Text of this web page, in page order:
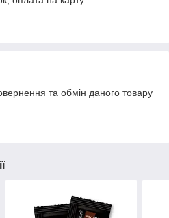
та обмін даного товару